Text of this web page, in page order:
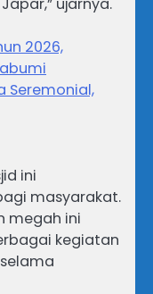
2026,
Seremonial,
ini
masyarakat.
megah ini
kegiatan